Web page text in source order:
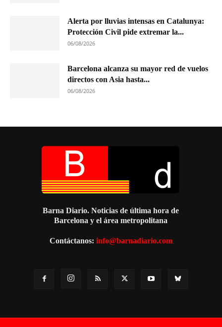
Alerta por lluvias intensas en Catalunya:
Protección Civil pide extremar la...
06/08/2026
Barcelona alcanza su mayor red de vuelos
directos con Asia hasta...
06/08/2026
Barna Diario. Noticias de última hora de
Barcelona y el área metropolitana
Contáctanos: info@barnadiario.com